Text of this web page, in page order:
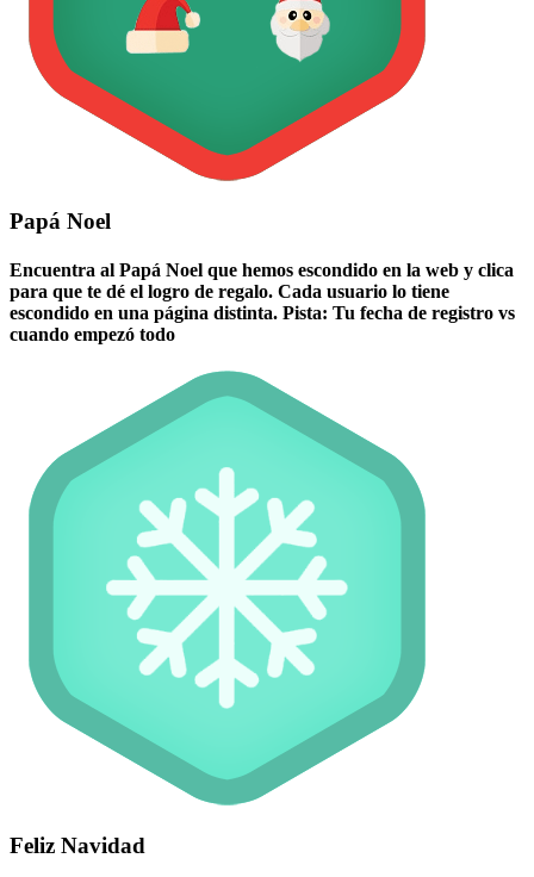
Papá Noel
Encuentra al Papá Noel que hemos escondido en la web y clica
para que te dé el logro de regalo. Cada usuario lo tiene
escondido en una página distinta. Pista: Tu fecha de registro vs
cuando empezó todo
Feliz Navidad